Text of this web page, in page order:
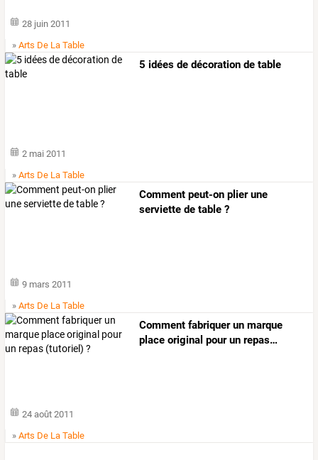
28 juin 2011
»Arts De La Table
5 idées de décoration de table
2 mai 2011
»Arts De La Table
Comment peut-on plier une
serviette de table ?
9 mars 2011
»Arts De La Table
Comment fabriquerun marque
place original pourun repas…
24 août 2011
»Arts De La Table